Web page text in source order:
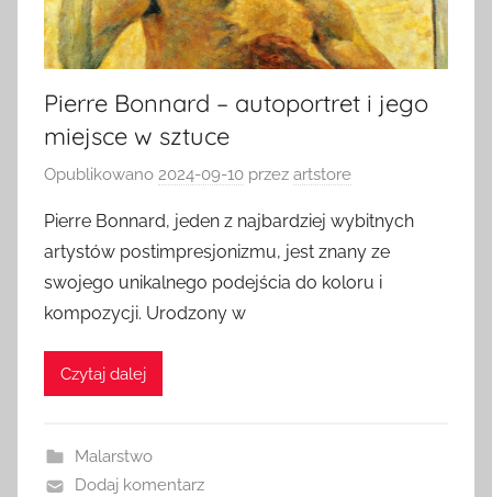
Pierre Bonnard – autoportret i jego
miejsce w sztuce
Opublikowano 2024-09-10 przez artstore
Pierre Bonnard, jeden z najbardziej wybitnych
artystów postimpresjonizmu, jest znany ze
swojego unikalnego podejścia do koloru i
kompozycji. Urodzony w
Czytaj dalej
Malarstwo
Dodaj komentarz